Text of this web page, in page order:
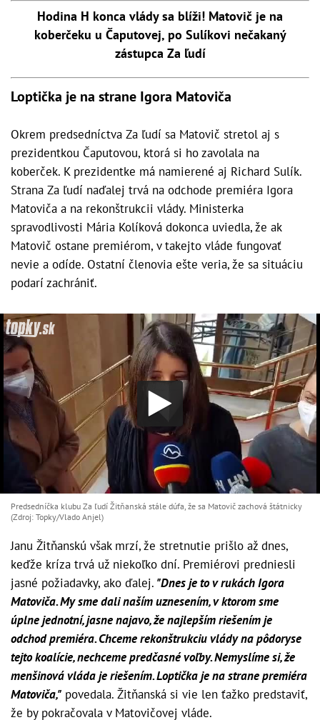
Hodina H konca vlády sa blíži! Matovič je na
koberčeku u Čaputovej, po Sulíkovi nečakaný
zástupca Za ľudí
Loptička je na strane Igora Matoviča
Okrem predsedníctva Za ľudí sa Matovič stretol aj s
prezidentkou Čaputovou, ktorá si ho zavolala na
koberček. K prezidentke má namierené aj Richard Sulík.
Strana Za ľudí naďalej trvá na odchode premiéra Igora
Matoviča a na rekonštrukcii vlády. Ministerka
spravodlivosti Mária Kolíková dokonca uviedla, že ak
Matovič ostane premiérom, v takejto vláde fungovať
nevie a odíde. Ostatní členovia ešte veria, že sa situáciu
podarí zachrániť.
Predsedníčka klubu Za ľudí Žitňanská stále dúfa, že sa Matovič zachová štátnicky
(Zdroj: Topky/Vlado Anjel)
Janu Žitňanskú však mrzí, že stretnutie prišlo až dnes,
keďže kríza trvá už niekoľko dní. Premiérovi predniesli
jasné požiadavky, ako ďalej. "Dnes je to v rukách Igora
Matoviča. My sme dali naším uznesením, v ktorom sme
úplne jednotní, jasne najavo, že najlepším riešením je
odchod premiéra. Chceme rekonštrukciu vlády na pôdoryse
tejto koalície, nechceme predčasné voľby. Nemyslíme si, že
menšinová vláda je riešením. Loptička je na strane premiéra
Matoviča," povedala. Žitňanská si vie len ťažko predstaviť,
že by pokračovala v Matovičovej vláde.